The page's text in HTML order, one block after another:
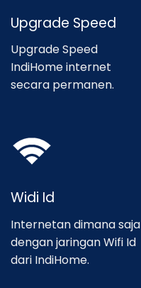
Upgrade Speed
Upgrade Speed
IndiHome internet
secara permanen.
Widi Id
Internetan dimana saja
dengan jaringan Wifi Id
dari IndiHome.